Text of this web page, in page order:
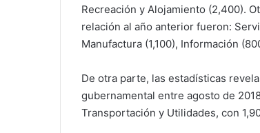
Recreación y Alojamiento (2,400).
relación al año anterior fueron:
Manufactura (1,100), Información
De otra parte, las estadísticas
gubernamental entre agosto de
Transportación y Utilidades, con